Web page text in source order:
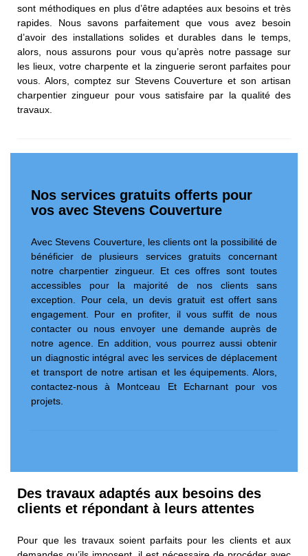
sont méthodiques en plus d’être adaptées aux besoins et très
rapides. Nous savons parfaitement que vous avez besoin
d’avoir des installations solides et durables dans le temps,
alors, nous assurons pour vous qu’après notre passage sur
les lieux, votre charpente et la zinguerie seront parfaites pour
vous. Alors, comptez sur Stevens Couverture et son artisan
charpentier zingueur pour vous satisfaire par la qualité des
travaux.
Nos services gratuits offerts pour
vos avec Stevens Couverture
Avec Stevens Couverture, les clients ont la possibilité de
bénéficier de plusieurs services gratuits concernant
notre charpentier zingueur. Et ces offres sont toutes
accessibles pour la majorité de nos clients sans
exception. Pour cela, un devis gratuit est offert sans
engagement. Pour en profiter, il vous suffit de nous
contacter ou nous envoyer une demande auprès de
notre agence. En addition, vous pourrez aussi obtenir
un diagnostic intégral avec les services de déplacement
et transport de notre artisan et les équipements. Alors,
contactez-nous à Montceau Et Echarnant pour vos
projets.
Des travaux adaptés aux besoins des
clients et répondant à leurs attentes
Pour que les travaux soient parfaits pour les clients et aux